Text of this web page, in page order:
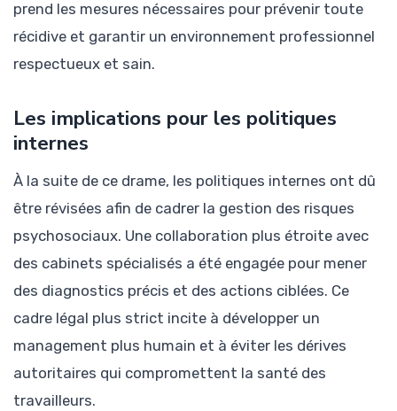
prend les mesures nécessaires pour prévenir toute
récidive et garantir un environnement professionnel
respectueux et sain.
Les implications pour les politiques
internes
À la suite de ce drame, les politiques internes ont dû
être révisées afin de cadrer la gestion des risques
psychosociaux. Une collaboration plus étroite avec
des cabinets spécialisés a été engagée pour mener
des diagnostics précis et des actions ciblées. Ce
cadre légal plus strict incite à développer un
management plus humain et à éviter les dérives
autoritaires qui compromettent la santé des
travailleurs.